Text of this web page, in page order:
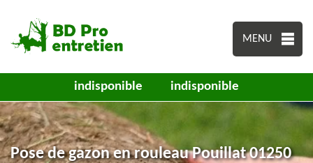
MENU
indisponible indisponible
Pose de gazon en rouleau Pouillat 01250